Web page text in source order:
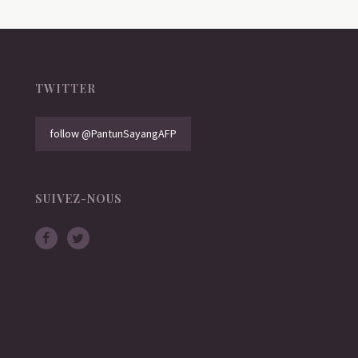
TWITTER
follow @PantunSayangAFP
SUIVEZ-NOUS